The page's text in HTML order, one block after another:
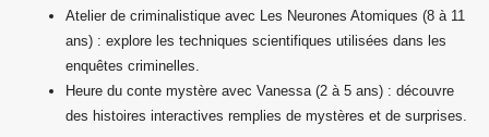
Atelier de criminalistique avec Les Neurones Atomiques (8 à 11
ans) : explore les techniques scientifiques utilisées dans les
enquêtes criminelles.
Heure du conte mystère avec Vanessa (2 à 5 ans) : découvre
des histoires interactives remplies de mystères et de surprises.